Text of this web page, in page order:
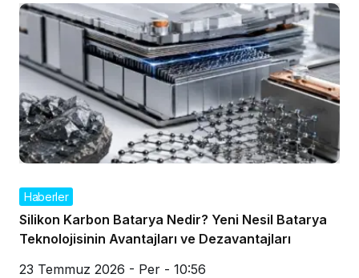
Haberler
Silikon Karbon Batarya Nedir? Yeni Nesil Batarya
Teknolojisinin Avantajları ve Dezavantajları
23 Temmuz 2026 - Per - 10:56